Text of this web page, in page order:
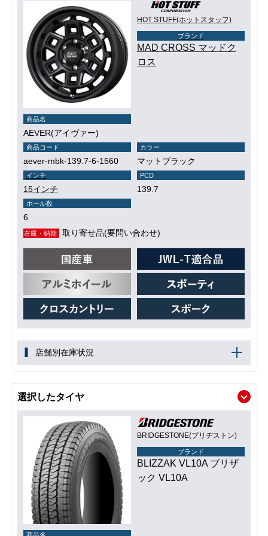
HOT STUFF(ホットスタッフ)
ブランド
MAD CROSS マッドク
ロス
商品名
AEVER(アイヴァー)
商品コード
aever-mbk-139.7-6-1560
カラー
マットブラック
インチ
15インチ
PCD
139.7
ホール数
6
在庫・納期 取り寄せ品(要問い合わせ)
店舗別在庫状況
選択したタイヤ
BRIDGESTONE(ブリヂストン)
ブランド
BLIZZAK VL10A ブリザ
ック VL10A